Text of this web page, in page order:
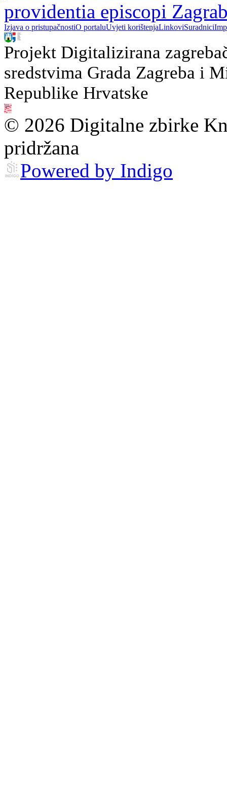
providentia episcopi
Izjava o pristupačnostiO portaluUvjeti korištenjaLinkoviSuradnici
Projekt Digitalizirana
sredstvima Grada Zagreba i
Republike Hrvatske
© 2026 Digitalne zbirke
pridržana
Powered by Indigo